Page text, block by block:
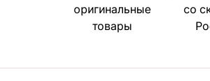
оригинальные
товары
со